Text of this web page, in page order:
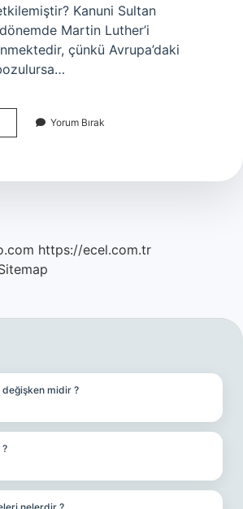
Kanuni Sultan
Martin Luther’i
çünkü Avrupa’daki
Devletinde
Eşraf
Etkili
Olmuştur
Yorum Bırak
https://ecel.com.tr
midir ?
?